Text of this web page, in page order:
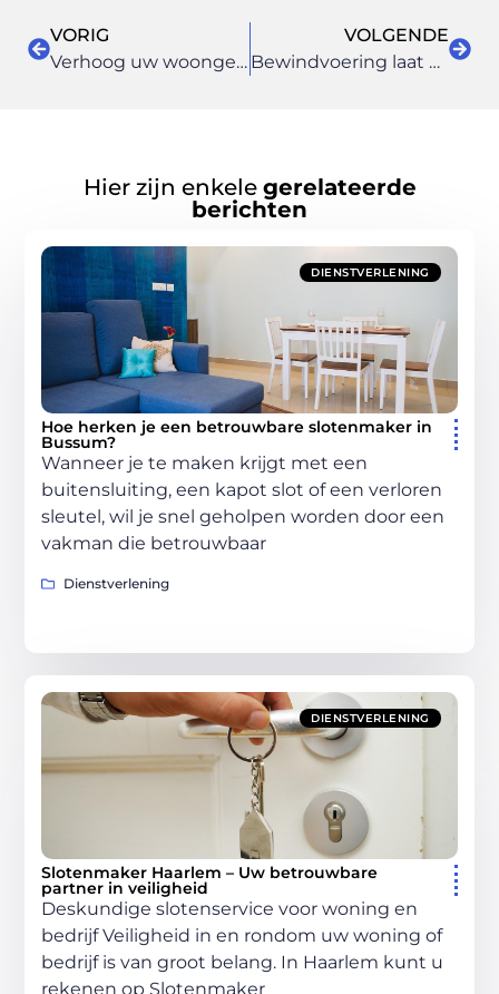
VORIG
Verhoog uw woongenot met goede geluidsisolatie in uw plafond
VOLGENDE
Bewindvoering laat u over aan een betrokken professional uit Noord-Holland
Hier zijn enkele gerelateerde
berichten
DIENSTVERLENING
Hoe herken je een betrouwbare slotenmaker in
Bussum?
Wanneer je te maken krijgt met een
buitensluiting, een kapot slot of een verloren
sleutel, wil je snel geholpen worden door een
vakman die betrouwbaar
Dienstverlening
DIENSTVERLENING
Slotenmaker Haarlem – Uw betrouwbare
partner in veiligheid
Deskundige slotenservice voor woning en
bedrijf Veiligheid in en rondom uw woning of
bedrijf is van groot belang. In Haarlem kunt u
rekenen op Slotenmaker